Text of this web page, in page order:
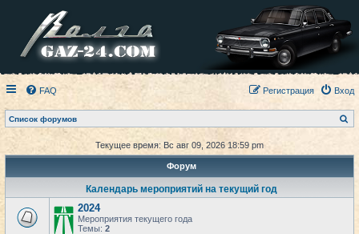
FAQ Вход
Регистрация
Список форумов
о
к
Текущее время: Вс авг 09, 2026 18:59 pm
Форум
Календарь мероприятий на текущий год
2024
Мероприятия текущего года
Темы: 2